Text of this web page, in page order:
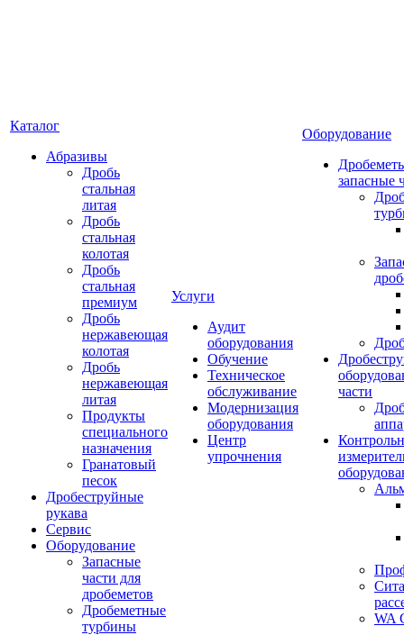
Каталог
Абразивы
Дробь
стальная
литая
Дробь
стальная
колотая
Дробь
стальная
премиум
Дробь
нержавеющая
колотая
Дробь
нержавеющая
литая
Продукты
специального
назначения
Гранатовый
песок
Дробеструйные
рукава
Сервис
Оборудование
Запасные
части для
дробеметов
Дробеметные
турбины
Услуги
Аудит
оборудования
Обучение
Техническое
обслуживание
Модернизация
оборудования
Центр
упрочнения
Оборудование
запасные
части
WA